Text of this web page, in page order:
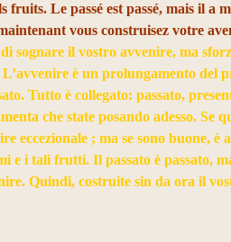
fruits. Le passé est passé, mais il a
vous construisez votre
sognare il vostro avvenire, ma
L’avvenire è un prolungamento del
Tutto è collegato: passato,
che state posando adesso. Se
eccezionale ; ma se sono buone,
e i tali frutti. Il passato è passato,
Quindi, costruite sin da ora il